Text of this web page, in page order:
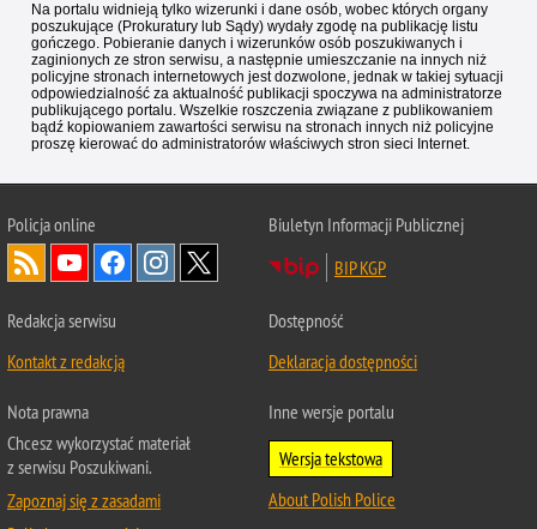
Na portalu widnieją tylko wizerunki i dane osób, wobec których organy
poszukujące (Prokuratury lub Sądy) wydały zgodę na publikację listu
gończego. Pobieranie danych i wizerunków osób poszukiwanych i
zaginionych ze stron serwisu, a następnie umieszczanie na innych niż
policyjne stronach internetowych jest dozwolone, jednak w takiej sytuacji
odpowiedzialność za aktualność publikacji spoczywa na administratorze
publikującego portalu. Wszelkie roszczenia związane z publikowaniem
bądź kopiowaniem zawartości serwisu na stronach innych niż policyjne
proszę kierować do administratorów właściwych stron sieci Internet.
Policjaonline
Biuletyn Informacji Publicznej
BIP KGP
Redakcja serwisu
Kontakt z redakcją
Dostępność
Deklaracja dostępności
Nota prawna
Chcesz wykorzystać materiał
z serwisu Poszukiwani.
Zapoznaj się z zasadami
Inne wersje portalu
Wersja tekstowa
About Polish Police